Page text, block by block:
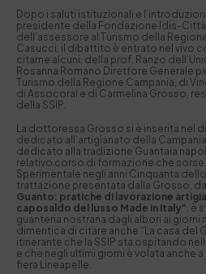
Dopo i saluti istituzionali e
presidente della Fondazione Idis-Città
dell’assessore al Turismo della
Casucci, il dibattito è entrato nel vivo
citarne alcuni, della prof. Ranzo
Rosanna Romano Direttore Generale
Turismo della Regione Campania, di
di Assocoral e di Carmelina Grosso,
della SSIP.
La dottoressa Grosso si è inserita nel
dedicato all’artigianato della
dedicato alla tradizione Guantaia
relativo corso di formazione che sorse
Sperimentale negli anni Cinquanta
trattazione presentata dalla Grosso,
Guanto: pratiche di lavorazione
caposaldo del lusso Made in Italy”, è
guanteria nostrana dagli albori ai giorni
dimentica di citare anche “La casa del
itinerante che la SSIP sta ospitando
e che negli ultimi giorni è volata anche
fiera Lineapelle.